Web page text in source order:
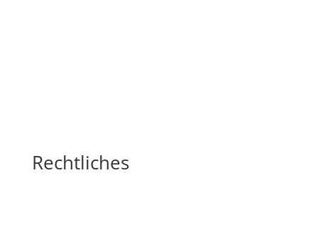
Rechtliches